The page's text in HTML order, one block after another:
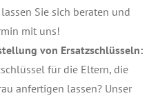
Sie sich beraten und
mit uns!
von Ersatzschlüsseln:
für die Eltern, die
anfertigen lassen? Unser